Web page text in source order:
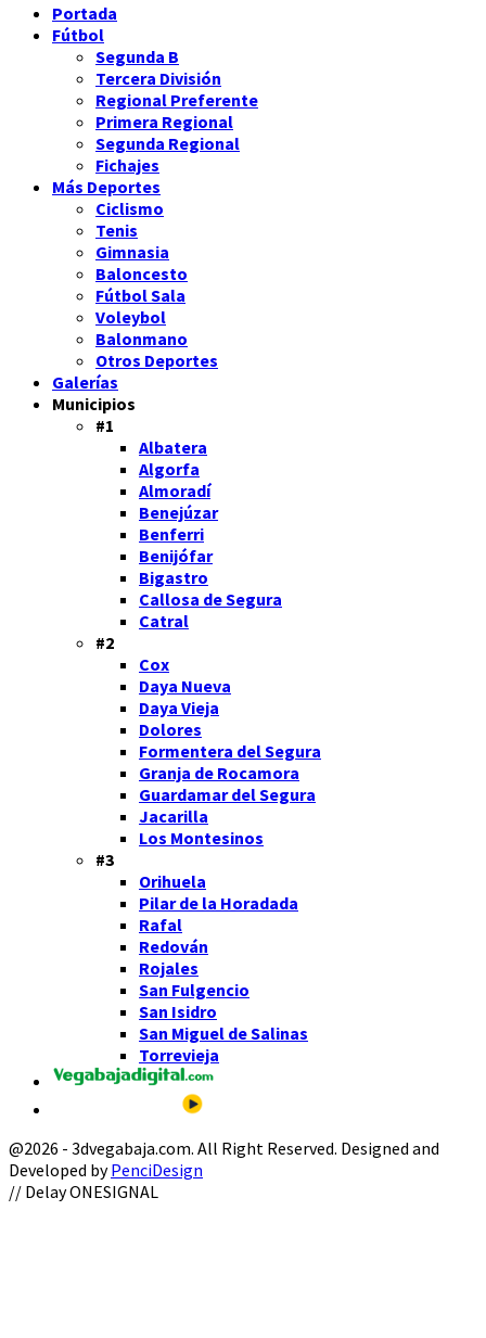
Portada
Fútbol
Segunda B
Tercera División
Regional Preferente
Primera Regional
Segunda Regional
Fichajes
Más Deportes
Ciclismo
Tenis
Gimnasia
Baloncesto
Fútbol Sala
Voleybol
Balonmano
Otros Deportes
Galerías
Municipios
#1
Albatera
Algorfa
Almoradí
Benejúzar
Benferri
Benijófar
Bigastro
Callosa de Segura
Catral
#2
Cox
Daya Nueva
Daya Vieja
Dolores
Formentera del Segura
Granja de Rocamora
Guardamar del Segura
Jacarilla
Los Montesinos
#3
Orihuela
Pilar de la Horadada
Rafal
Redován
Rojales
San Fulgencio
San Isidro
San Miguel de Salinas
Torrevieja
@2026 - 3dvegabaja.com. All Right Reserved. Designed and
Developed byPenciDesign
Facebook
Twitter
Instagram
Youtube
Email
// Delay ONESIGNAL